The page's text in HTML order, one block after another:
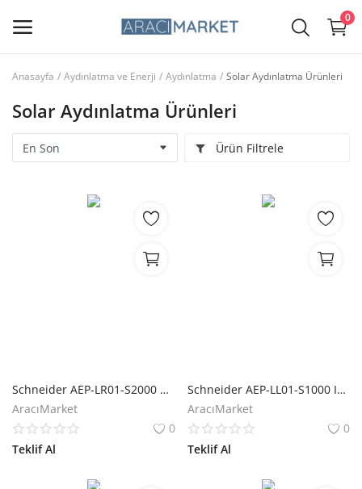
0
Kategoriler
Anasayfa Aydınlatma ve Enerji Aydınlatma Solar Aydınlatma Ürünleri
Solar Aydınlatma Ürünleri
Ürün Filtrele
Schneider AEP-LR01-S2000 Taşınabilir Solar Lamba
AracıMarket
0
Teklif Al
Schneider AEP-LL01-S1000 IP54 Mobiya Lite Lamba
AracıMarket
0
Teklif Al